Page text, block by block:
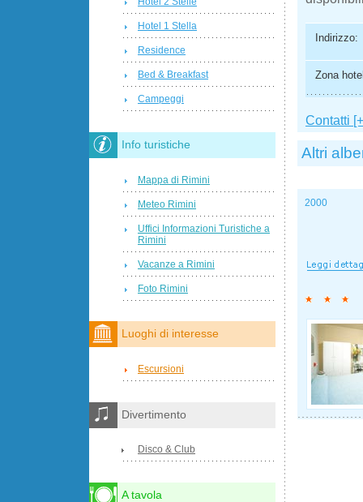
Indirizzo:
Zona
Contatti
Altri
2000
Hotel 1 Stella
Residence
Bed & Breakfast
Campeggi
Info turistiche
Mappa di Rimini
Meteo Rimini
Uffici Informazioni Turistiche a
Rimini
Vacanze a Rimini
Foto Rimini
Luoghi di interesse
Escursioni
Divertimento
Disco & Club
A tavola